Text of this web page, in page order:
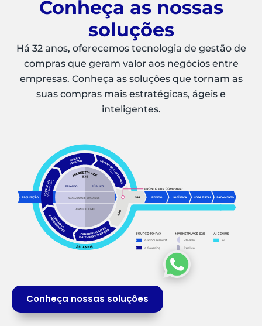
Conheça as nossas
soluções
Há 32 anos, oferecemos tecnologia de gestão de
compras que geram valor aos negócios entre
empresas. Conheça as soluções que tornam as
suas compras mais estratégicas, ágeis e
inteligentes.
Conheça nossas soluções